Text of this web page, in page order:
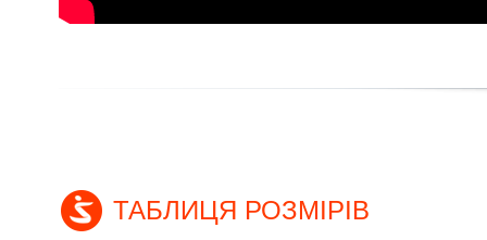
ТАБЛИЦЯ РОЗМІРІВ